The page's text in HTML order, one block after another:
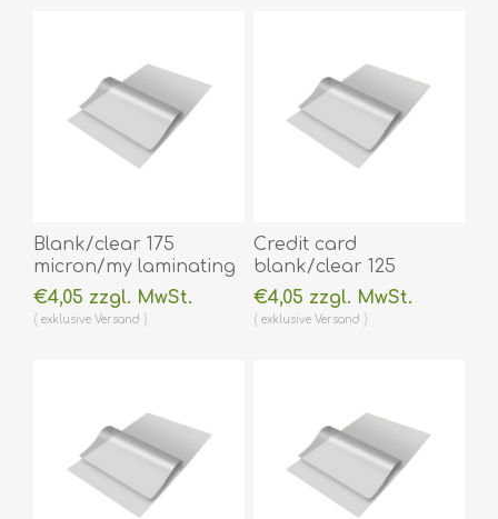
Blank/clear 175
micron/my laminating
pouch 64 x 108 mm hot
lamination 100 pieces.
€4,05 zzgl. MwSt.
exklusive Versand
Credit card
blank/clear 125
micron/my laminating
pouch 54 x 86 mm hot
€4,05 zzgl. MwSt.
exklusive Versand